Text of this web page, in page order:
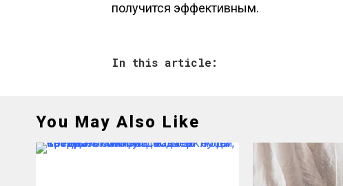
получится эффективным.
In this article:
You May Also Like